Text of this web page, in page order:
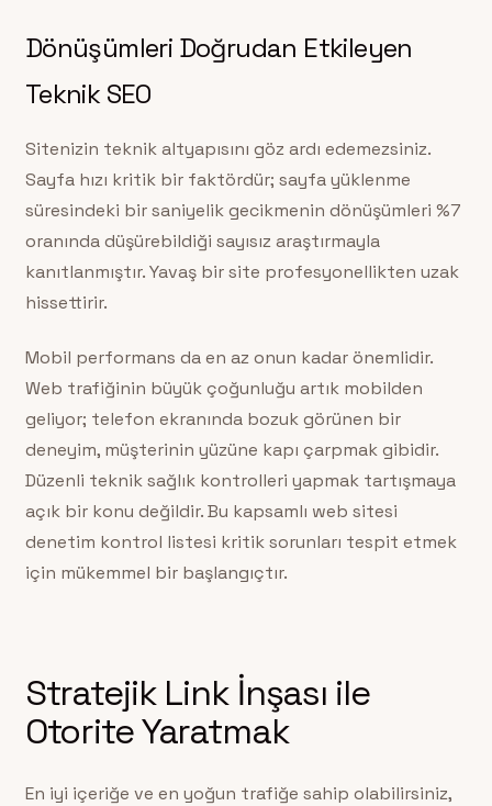
Dönüşümleri Doğrudan Etkileyen
Teknik SEO
Sitenizin teknik altyapısını göz ardı edemezsiniz.
Sayfa hızı kritik bir faktördür; sayfa yüklenme
süresindeki bir saniyelik gecikmenin dönüşümleri %7
oranında düşürebildiği sayısız araştırmayla
kanıtlanmıştır. Yavaş bir site profesyonellikten uzak
hissettirir.
Mobil performans da en az onun kadar önemlidir.
Web trafiğinin büyük çoğunluğu artık mobilden
geliyor; telefon ekranında bozuk görünen bir
deneyim, müşterinin yüzüne kapı çarpmak gibidir.
Düzenli teknik sağlık kontrolleri yapmak tartışmaya
açık bir konu değildir. Bu kapsamlı web sitesi
denetim kontrol listesi kritik sorunları tespit etmek
için mükemmel bir başlangıçtır.
Stratejik Link İnşası ile
Otorite Yaratmak
En iyi içeriğe ve en yoğun trafiğe sahip olabilirsiniz,